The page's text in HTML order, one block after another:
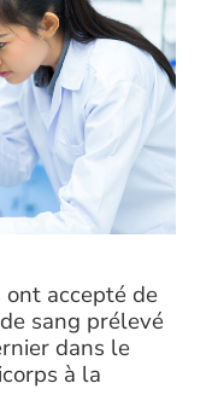
accepté de
sang prélevé
dans le
à la